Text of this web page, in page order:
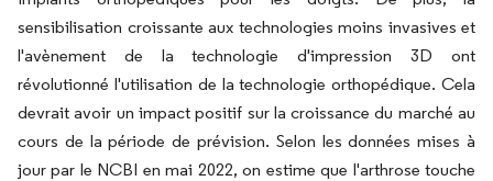
sensibilisation croissante aux technologies moins invasives et
l'avènement de la technologie d'impression 3D ont
révolutionné l'utilisation de la technologie orthopédique. Cela
devrait avoir un impact positif sur la croissance du marché au
cours de la période de prévision. Selon les données mises à
jour par le NCBI en mai 2022, on estime que l'arthrose touche